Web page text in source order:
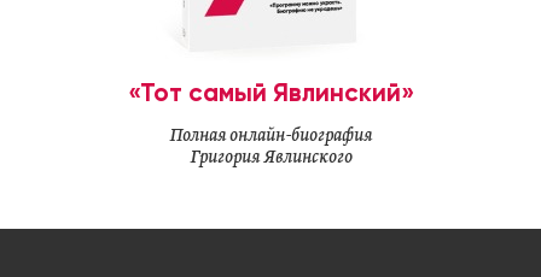
«Тот самый Явлинский»
Полная онлайн-биография
Григория Явлинского